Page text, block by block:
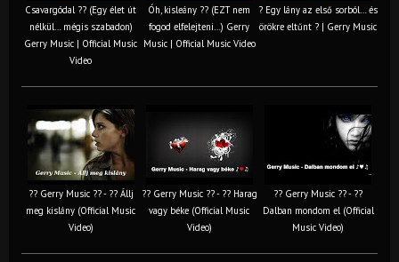
Csavargódal ?? (Egy élet út
nélkül… mégis szabadon)
Gerry Music | Official Music
Video
Óh, kisleány ?? (EZT nem
fogod elfelejteni…) Gerry
Music | Official Music Video
? Egy lány az első sorból… és
örökre eltűnt ? | Gerry Music
?? Gerry Music ?? - ?? Állj
meg kislány (Official Music
Video)
?? Gerry Music ?? - ?? Harag
vagy béke (Official Music
Video)
?? Gerry Music ?? - ??
Dalban mondom el (Official
Music Video)